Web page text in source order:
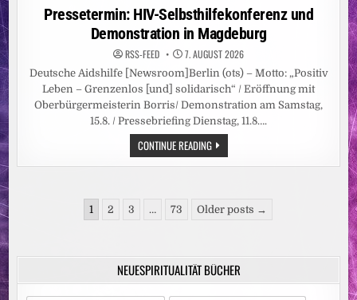
in
Pressetermin: HIV-Selbsthilfekonferenz und
Demonstration in Magdeburg
RSS-FEED 7. AUGUST 2026
Deutsche Aidshilfe [Newsroom]Berlin (ots) – Motto: „Positiv
Leben – Grenzenlos [und] solidarisch“ / Eröffnung mit
Oberbürgermeisterin Borris/ Demonstration am Samstag,
15.8. / Pressebriefing Dienstag, 11.8….
CONTINUE READINGPRESSETERMIN:
HIV-
SELBSTHILFEKONFERENZ
MAGDEBURG
Seitennummerierung
Beiträge
1 2 3 … 73 Older posts →
NEUESPIRITUALITÄT BÜCHER